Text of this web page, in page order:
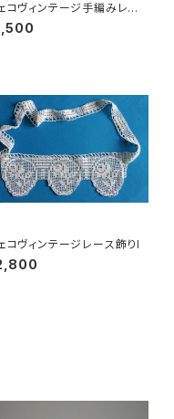
コヴィンテージ手編みレー
ラ柄三角
コヴィンテージレース飾りl